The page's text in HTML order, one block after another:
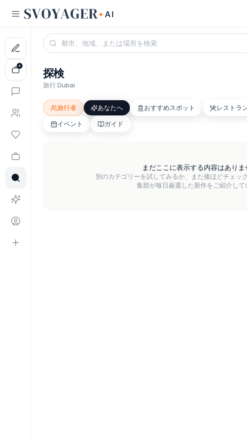
探検
旅行 Dubai
旅行者 あなたへ おすすめスポット レストラ
イベント ガイド
まだここに表示する内容はありま
別のカテゴリーを試してみるか、また後ほどチェッ
集部が毎日厳選した新作をご紹介して